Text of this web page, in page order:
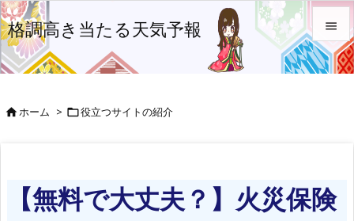



検索
格調高き当たる天気予報
ホーム > 役立つサイトの紹介
【無料で大丈夫？】火災保険